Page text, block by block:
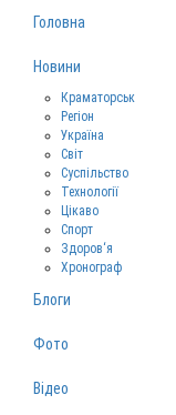
Головна
Новини
Краматорськ
Регіон
Україна
Світ
Суспільство
Технології
Цікаво
Спорт
Здоров‘я
Хронограф
Блоги
Фото
Відео